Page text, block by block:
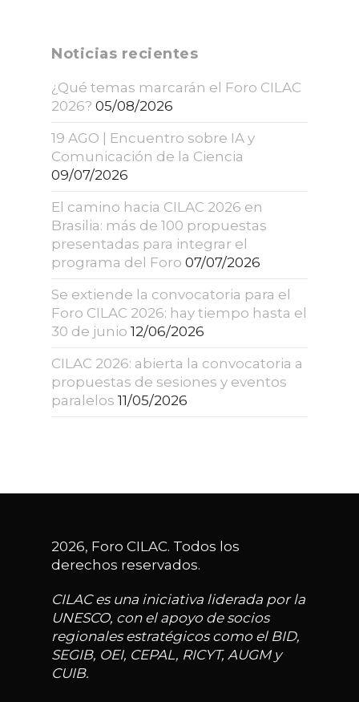
Noticias recientes
¿Qué temas marcarán el Foro CILAC
2026? 05/08/2026
19 AGO | Encuentro sobre IA y
Comunicación de la Ciencia
09/07/2026
El camino hacia CILAC 2026 en
Brasilia: más de 100 propuestas
presentadas para integrar el
programa del Foro 07/07/2026
Se extiende la convocatoria para el
Foro CILAC 2026: hay tiempo hasta el
30 de junio 12/06/2026
CILAC 2026: abierta la convocatoria a
propuestas de sesiones y eventos
paralelos 11/05/2026
2026, Foro CILAC. Todos los
derechos reservados.
CILAC es una iniciativa liderada por la
UNESCO, con el apoyo de socios
regionales estratégicos como el BID,
SEGIB, OEI, CEPAL, RICYT, AUGM y
CUIB.